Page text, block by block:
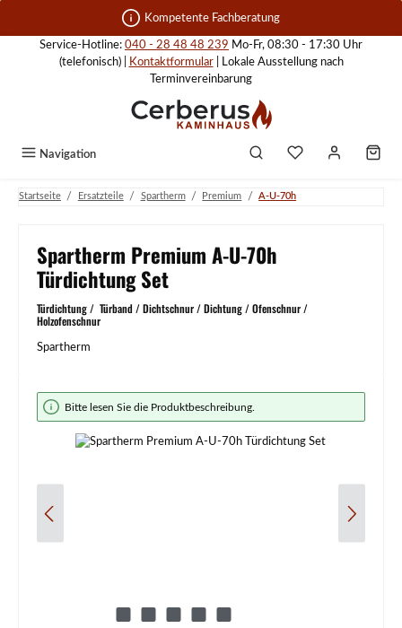
Zum Hauptinhalt springen Kompetente Fachberatung
Service-Hotline: 040 - 28 48 48 239 Mo-Fr, 08:30 - 17:30 Uhr
(telefonisch) |
Kontaktformular| Lokale Ausstellung nach
Terminvereinbarung
Navigation
Startseite / Ersatzteile / Spartherm / Premium / A-U-70h
Spartherm Premium A-U-70h
Türdichtung Set
Türdichtung / Türband / Dichtschnur / Dichtung / Ofenschnur /
Holzofenschnur
Spartherm
Bildergalerie überspringen
Bitte lesen Sie die Produktbeschreibung.